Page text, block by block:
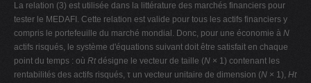
La relation (3) est utilisée dans la littérature des marchés financiers pour
tester le MEDAFI. Cette relation est valide pour tous les actifs financiers y
compris le portefeuille du marché mondial. Donc, pour une économie à N
actifs risqués, le système d'équations suivant doit être satisfait en chaque
point du temps : où Rtdésigne le vecteur de taille (N × 1) contenant les
rentabilités des actifs risqués, τ un vecteur unitaire de dimension (N × 1), Ht